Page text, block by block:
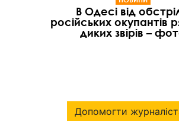
В Одесі від
російських окупантів
диких звірів –
Допомогти